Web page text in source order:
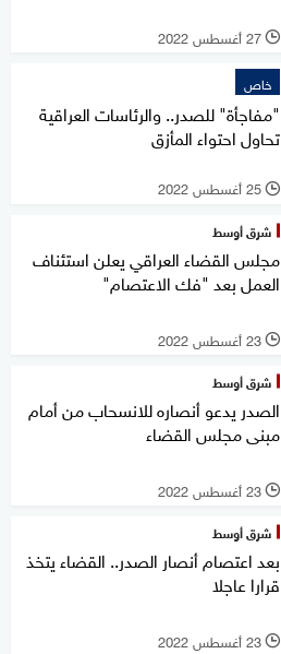
l 27 أغسطس 2022
خاص
"مفاجأة" للصدر.. والرئاسات العراقية
تحاول احتواء المأزق
l 25 أغسطس 2022
شرق أوسط
مجلس القضاء العراقي يعلن استئناف
العمل بعد "فك الاعتصام"
l 23 أغسطس 2022
شرق أوسط
الصدر يدعو أنصاره للانسحاب من أمام
مبنى مجلس القضاء
l 23 أغسطس 2022
شرق أوسط
بعد اعتصام أنصار الصدر.. القضاء يتخذ
قرارا عاجلا
l 23 أغسطس 2022